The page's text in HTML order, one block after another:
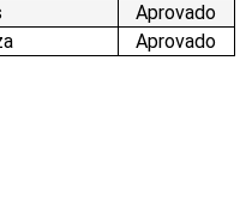
Aprovado
Aprovado